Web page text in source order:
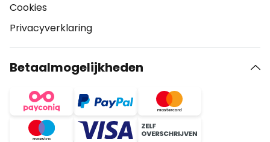
Cookies
Privacyverklaring
Betaalmogelijkheden